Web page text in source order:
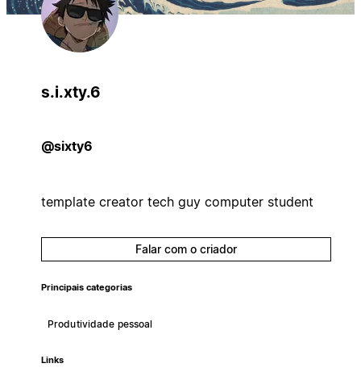
s.i.xty.6
@sixty6
template creator tech guy computer student
Falar com o criador
Principais categorias
Produtividade pessoal
Links